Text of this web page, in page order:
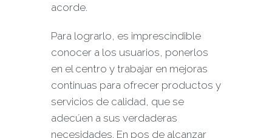
acorde.
Para lograrlo, es imprescindible
conocer a los usuarios, ponerlos
en el centro y trabajar en mejoras
continuas para ofrecer productos y
servicios de calidad, que se
adecúen a sus verdaderas
necesidades. En pos de alcanzar